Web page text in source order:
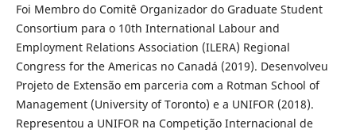
Foi Membro do Comitê Organizador do Graduate Student
Consortium para o 10th International Labour and
Employment Relations Association (ILERA) Regional
Congress for the Americas no Canadá (2019). Desenvolveu
Projeto de Extensão em parceria com a Rotman School of
Management (University of Toronto) e a UNIFOR (2018).
Representou a UNIFOR na Competição Internacional de